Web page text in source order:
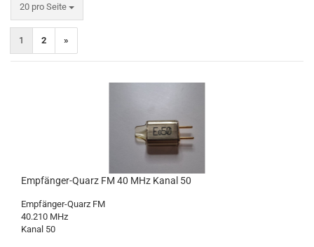
20 pro Seite
pro Seite
1 2 »
Empfänger-Quarz FM 40 MHz Kanal 50
Empfänger-Quarz FM
40.210 MHz
Kanal 50